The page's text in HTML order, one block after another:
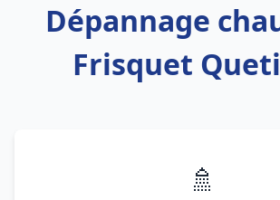
Dépannage
Frisquet
🚿